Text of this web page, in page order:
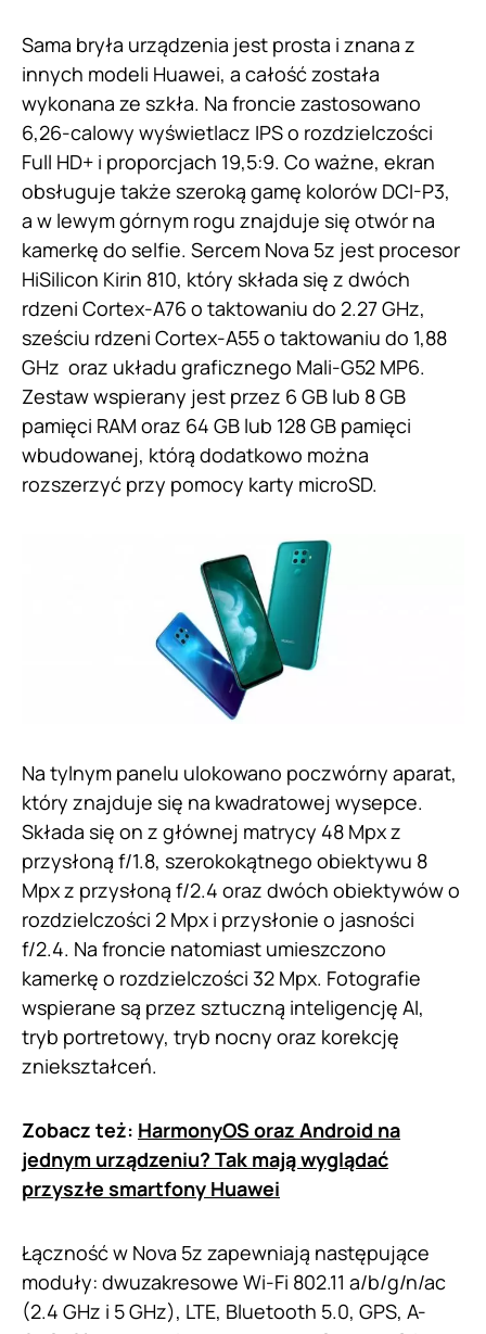
Sama bryła urządzenia jest prosta i znana z
innych modeli Huawei, a całość została
wykonana ze szkła. Na froncie zastosowano
6,26-calowy wyświetlacz IPS o rozdzielczości
Full HD+ i proporcjach 19,5:9. Co ważne, ekran
obsługuje także szeroką gamę kolorów DCI-P3,
a w lewym górnym rogu znajduje się otwór na
kamerkę do selfie. Sercem Nova 5z jest procesor
HiSilicon Kirin 810, który składa się z dwóch
rdzeni Cortex-A76 o taktowaniu do 2.27 GHz,
sześciu rdzeni Cortex-A55 o taktowaniu do 1,88
GHz oraz układu graficznego Mali-G52 MP6.
Zestaw wspierany jest przez 6 GB lub 8 GB
pamięci RAM oraz 64 GB lub 128 GB pamięci
wbudowanej, którą dodatkowo można
rozszerzyć przy pomocy karty microSD.
Na tylnym panelu ulokowano poczwórny aparat,
który znajduje się na kwadratowej wysepce.
Składa się on z głównej matrycy 48 Mpx z
przysłoną f/1.8, szerokokątnego obiektywu 8
Mpx z przysłoną f/2.4 oraz dwóch obiektywów o
rozdzielczości 2 Mpx i przysłonie o jasności
f/2.4. Na froncie natomiast umieszczono
kamerkę o rozdzielczości 32 Mpx. Fotografie
wspierane są przez sztuczną inteligencję AI,
tryb portretowy, tryb nocny oraz korekcję
zniekształceń.
Zobacz też: HarmonyOS oraz Android na
jednym urządzeniu? Tak mają wyglądać
przyszłe smartfony Huawei
Łączność w Nova 5z zapewniają następujące
moduły: dwuzakresowe Wi-Fi 802.11 a/b/g/n/ac
(2.4 GHz i 5 GHz), LTE, Bluetooth 5.0, GPS, A-